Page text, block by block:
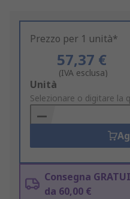
Prezzo per 1 unità*
57,37 €
(IVA esclusa)
Add
to
Basket
Unità
Selezionare o digitare la
Consegna
da 60,00 €